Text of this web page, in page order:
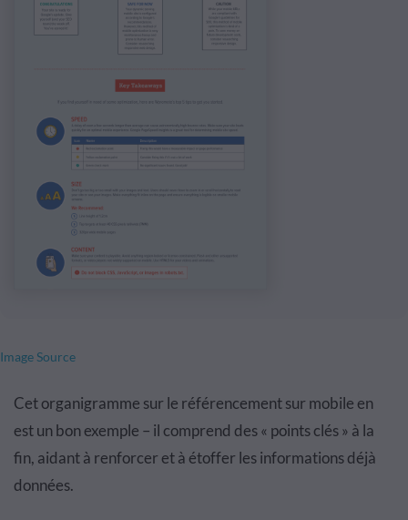
Image Source
Cet organigramme sur le référencement sur mobile en
est un bon exemple – il comprend des « points clés » à la
fin, aidant à renforcer et à étoffer les informations déjà
données.